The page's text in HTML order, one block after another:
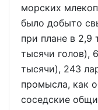
морских
было добыто
при плане в
тысячи голов),
тысячи), 243
промысла, как
соседские